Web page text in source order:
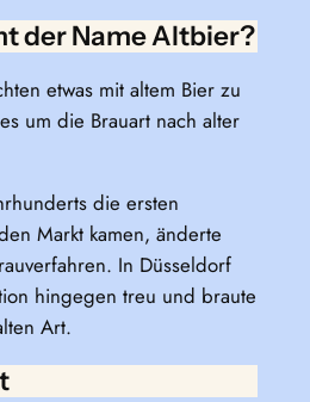
der Name Altbier?
etwas mit altem Bier zu
um die Brauart nach alter
die ersten
Markt kamen, änderte
In Düsseldorf
hingegen treu und braute
Art.